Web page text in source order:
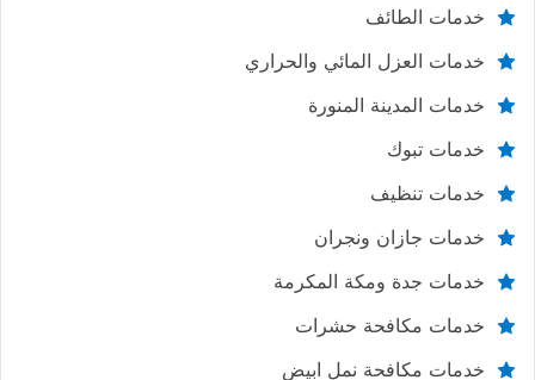
خدمات الطائف
خدمات العزل المائي والحراري
خدمات المدينة المنورة
خدمات تبوك
خدمات تنظيف
خدمات جازان ونجران
خدمات جدة ومكة المكرمة
خدمات مكافحة حشرات
خدمات مكافحة نمل ابيض